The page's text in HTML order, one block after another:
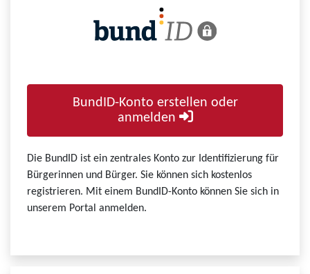
BundID-Konto erstellen oder
anmelden
Die BundID ist ein zentrales Konto zur Identifizierung für
Bürgerinnen und Bürger. Sie können sich kostenlos
registrieren. Mit einem BundID-Konto können Sie sich in
unserem Portal anmelden.